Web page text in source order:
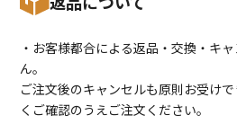
・お客様都合による返品・交換・キ
ん。
ご注文後のキャンセルも原則お受け
くご確認のうえご注文ください。